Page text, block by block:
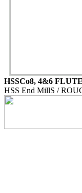
HSSCo8, 4&6
HSS End MillS /